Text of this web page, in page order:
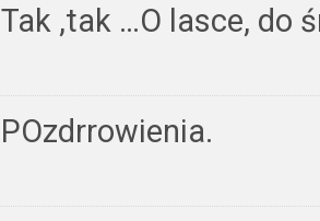
Tak ,tak …O lasce, do
POzdrrowienia.